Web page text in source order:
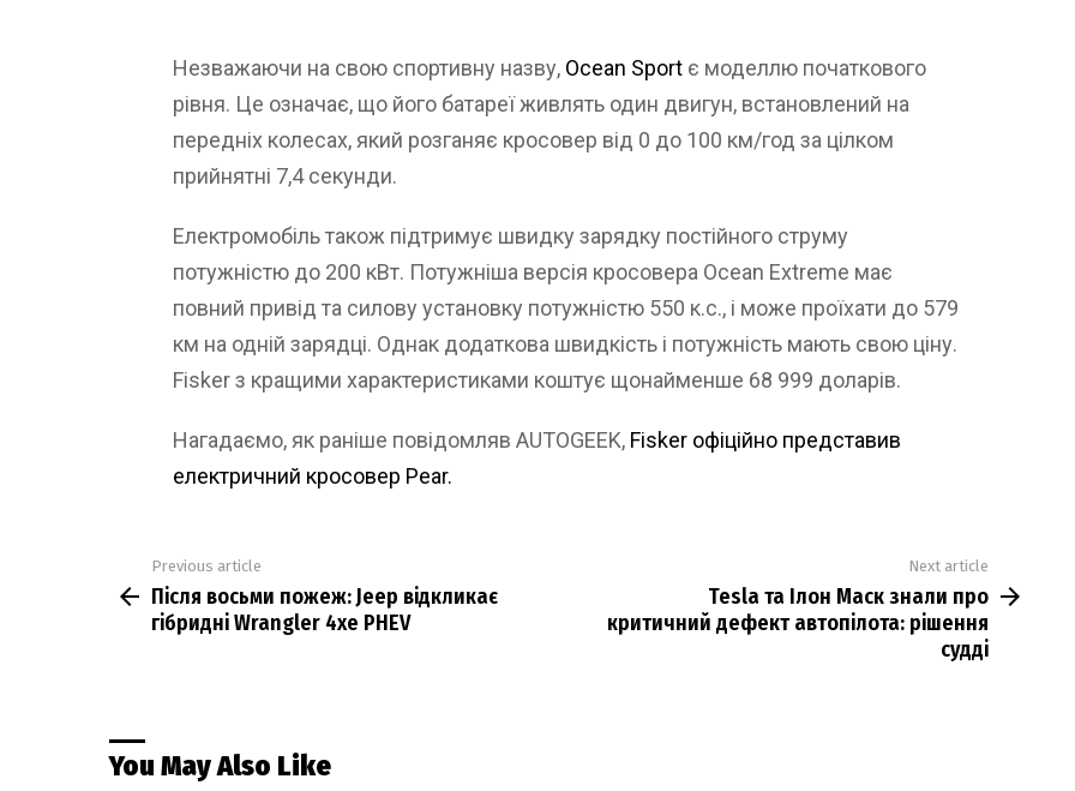
Незважаючи на свою спортивну назву, Ocean Sport є моделлю початкового
рівня. Це означає, що його батареї живлять один двигун, встановлений на
передніх колесах, який розганяє кросовер від 0 до 100 км/год за цілком
прийнятні 7,4 секунди.
Електромобіль також підтримує швидку зарядку постійного струму
потужністю до 200 кВт. Потужніша версія кросовера Ocean Extreme має
повний привід та силову установку потужністю 550 к.с., і може проїхати до 579
км на одній зарядці. Однак додаткова швидкість і потужність мають свою ціну.
Fisker з кращими характеристиками коштує щонайменше 68 999 доларів.
Нагадаємо, як раніше повідомляв AUTOGEEK, Fisker офіційно представив
електричний кросовер Pear.
more
Previous article
Після восьми пожеж: Jeep відкликає
гібридні Wrangler 4xe PHEV
Next article
Tesla та Ілон Маск знали про
критичний дефект автопілота: рішення
судді
You May Also Like